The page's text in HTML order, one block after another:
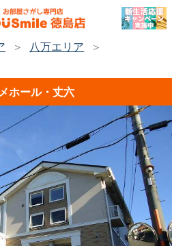
八万エリア
メホール・丈六